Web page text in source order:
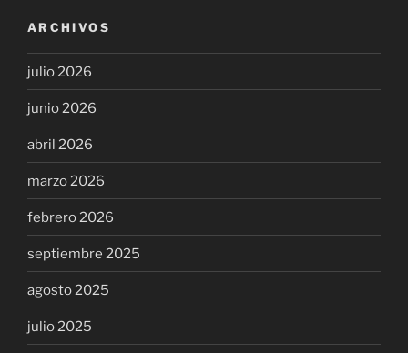
ARCHIVOS
julio 2026
junio 2026
abril 2026
marzo 2026
febrero 2026
septiembre 2025
agosto 2025
julio 2025